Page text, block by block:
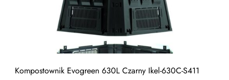
Kompostownik Evogreen 630L Czarny Ikel-630C-S411